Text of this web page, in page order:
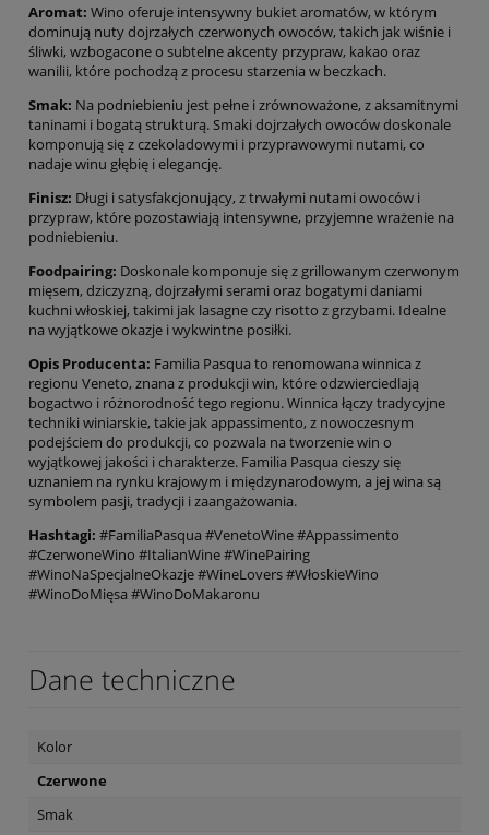
Aromat: Wino oferuje intensywny bukiet aromatów, w którym
dominują nuty dojrzałych czerwonych owoców, takich jak wiśnie i
śliwki, wzbogacone o subtelne akcenty przypraw, kakao oraz
wanilii, które pochodzą z procesu starzenia w beczkach.
Smak: Na podniebieniu jest pełne i zrównoważone, z aksamitnymi
taninami i bogatą strukturą. Smaki dojrzałych owoców doskonale
komponują się z czekoladowymi i przyprawowymi nutami, co
nadaje winu głębię i elegancję.
Finisz: Długi i satysfakcjonujący, z trwałymi nutami owoców i
przypraw, które pozostawiają intensywne, przyjemne wrażenie na
podniebieniu.
Foodpairing: Doskonale komponuje się z grillowanym czerwonym
mięsem, dziczyzną, dojrzałymi serami oraz bogatymi daniami
kuchni włoskiej, takimi jak lasagne czy risotto z grzybami. Idealne
na wyjątkowe okazje i wykwintne posiłki.
Opis Producenta: Familia Pasqua to renomowana winnica z
regionu Veneto, znana z produkcji win, które odzwierciedlają
bogactwo i różnorodność tego regionu. Winnica łączy tradycyjne
techniki winiarskie, takie jak appassimento, z nowoczesnym
podejściem do produkcji, co pozwala na tworzenie win o
wyjątkowej jakości i charakterze. Familia Pasqua cieszy się
uznaniem na rynku krajowym i międzynarodowym, a jej wina są
symbolem pasji, tradycji i zaangażowania.
Hashtagi: #FamiliaPasqua #VenetoWine #Appassimento
#CzerwoneWino #ItalianWine #WinePairing
#WinoNaSpecjalneOkazje #WineLovers #WłoskieWino
#WinoDoMięsa #WinoDoMakaronu
Dane techniczne
Kolor
Czerwone
Smak